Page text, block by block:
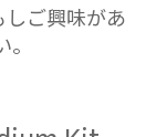
しご興味があ